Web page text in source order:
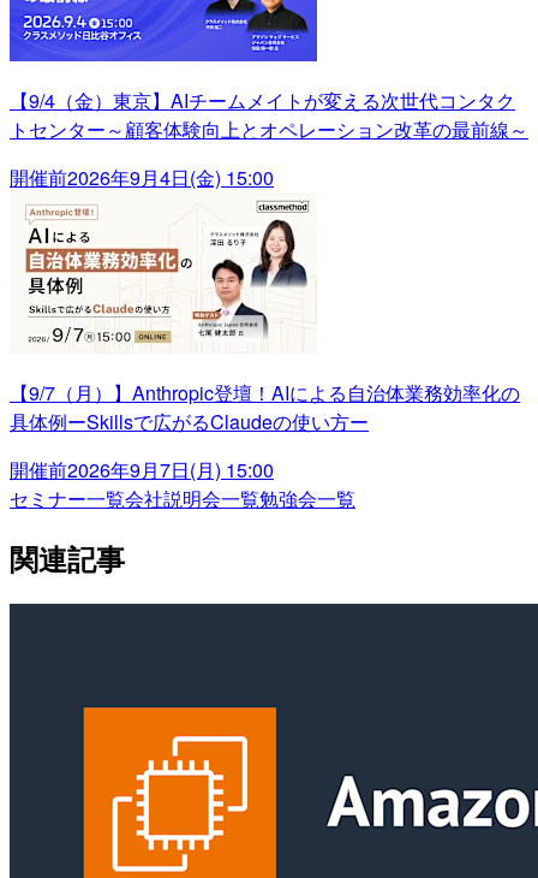
【9/4（金）東京】AIチームメイトが変える次世代コンタク
トセンター～顧客体験向上とオペレーション改革の最前線～
開催前2026年9月4日(金) 15:00
【9/7（月）】Anthropic登壇！AIによる自治体業務効率化の
具体例ーSkillsで広がるClaudeの使い方ー
開催前2026年9月7日(月) 15:00
セミナー一覧会社説明会一覧勉強会一覧
関連記事